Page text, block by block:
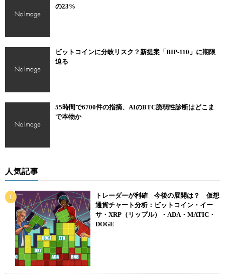
の23%
ビットコインに分岐リスク？新提案「BIP-110」に期限
迫る
55時間で6700件の指摘、AIのBTC脆弱性診断はどこま
で本物か
人気記事
トレーダーが利確 今後の展開は？ 仮想
通貨チャート分析：ビットコイン・イー
サ・XRP（リップル）・ADA・MATIC・
DOGE